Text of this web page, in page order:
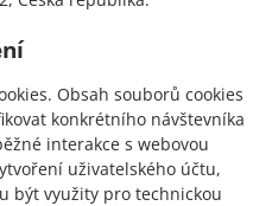
Obsah souborů cookies
konkrétního návštevníka
interakce s webovou
uživatelského účtu,
být využity pro technickou